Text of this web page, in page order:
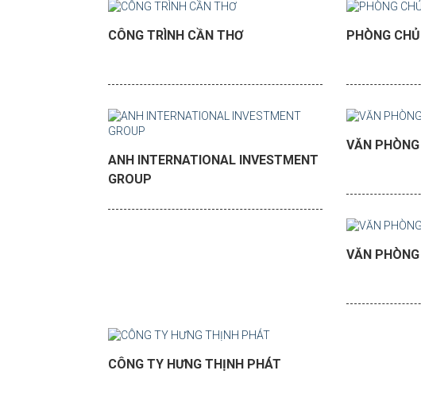
CÔNG TRÌNH CẦN THƠ PHÒNG
ANH INTERNATIONAL INVESTMENT
GROUP
VĂN
VĂN
CÔNG TY HƯNG THỊNH PHÁT